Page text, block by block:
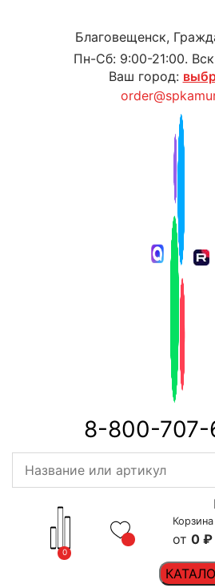
Благовещенск,
Пн-Сб: 9:00-21:00.
Ваш город:
8-800-
0
Корзина
0 ₽